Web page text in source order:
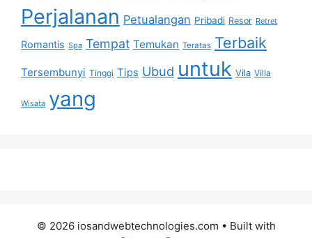
Perjalanan Petualangan Pribadi Resor Retret
Romantis Spa Tempat Temukan Teratas Terbaik
Tersembunyi Tinggi Tips Ubud untuk Vila Villa
Wisata yang
© 2026 iosandwebtechnologies.com • Built with